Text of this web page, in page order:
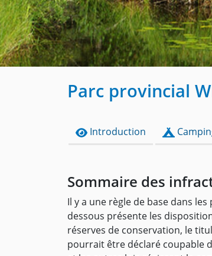
Parc provincial
Introduction
Sommaire des
Il y a une règle de base dans
dessous présente les
réserves de conservation, le
pourrait être déclaré coupable